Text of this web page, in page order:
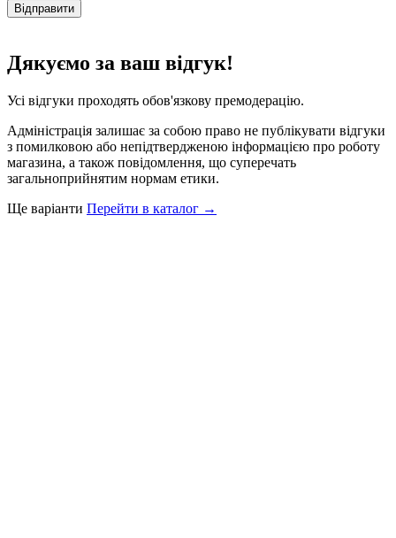
Відправити
Дякуємо за ваш відгук!
Усі відгуки проходять обов'язкову премодерацію.
Адміністрація залишає за собою право не публікувати відгуки
з помилковою або непідтвердженою інформацією про роботу
магазина, а також повідомлення, що суперечать
загальноприйнятим нормам етики.
Ще варіанти Перейти в каталог →